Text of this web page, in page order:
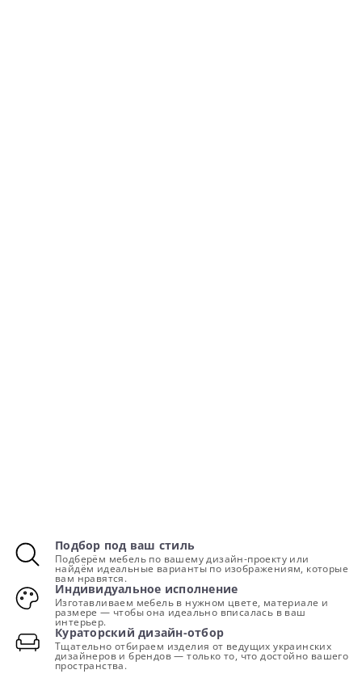
Подбор под ваш стиль
Подберём мебель по вашему дизайн-проекту или
найдём идеальные варианты по изображениям, которые
вам нравятся.
Индивидуальное исполнение
Изготавливаем мебель в нужном цвете, материале и
размере — чтобы она идеально вписалась в ваш
интерьер.
Кураторский дизайн-отбор
Тщательно отбираем изделия от ведущих украинских
дизайнеров и брендов — только то, что достойно вашего
пространства.